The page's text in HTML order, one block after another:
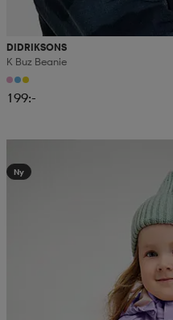
DIDRIKSONS
K Buz Beanie
199:-
Ny